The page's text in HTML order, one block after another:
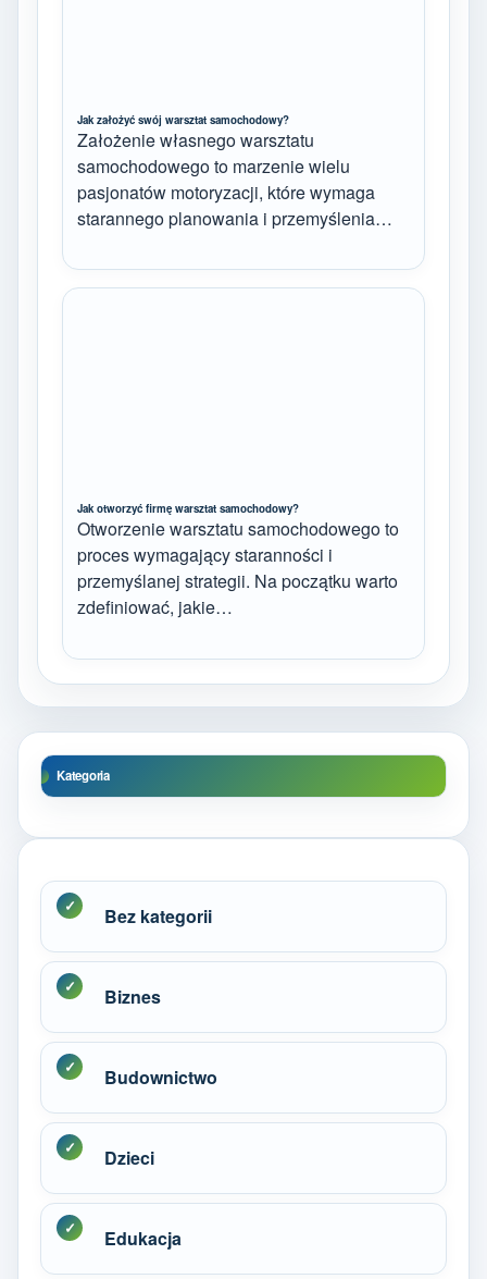
Jak założyć swój warsztat samochodowy?
Założenie własnego warsztatu
samochodowego to marzenie wielu
pasjonatów motoryzacji, które wymaga
starannego planowania i przemyślenia…
Jak otworzyć firmę warsztat samochodowy?
Otworzenie warsztatu samochodowego to
proces wymagający staranności i
przemyślanej strategii. Na początku warto
zdefiniować, jakie…
Kategoria
Bez kategorii
Biznes
Budownictwo
Dzieci
Edukacja